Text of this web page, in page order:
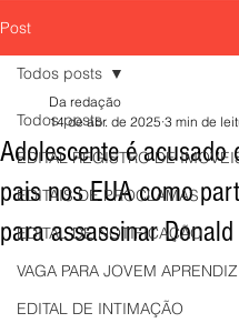
Post
Todos posts
EDITAL REGISTRO DE
EDITAIS DE PROCLAMAS
EDITAL DE NOTIFICAÇÃO
VAGA PARA JOVEM APRENDIZ
EDITAL DE INTIMAÇÃO
Todos posts
Adolescente é acusado
pais nos EUA como
para assassinar
Da redação
14 de abr. de 2025 3 min de